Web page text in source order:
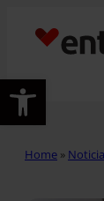
Abrir barra de
Home »